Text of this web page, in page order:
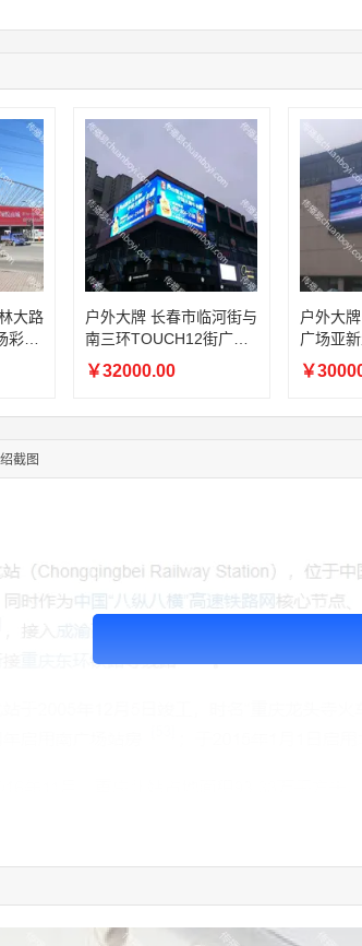
02:32:27 176****3456 联系了该媒体所在商家
11:44:28 130****3379 联系了该媒体所在商家
05:24:34
186****8762 联系了该媒体所在商家
06:11:20
166****9198
联系了该媒体所在商家
05:17:23 182****1341 联系了该媒体所在商家
03:00:41 153****4020 联系了该媒体所在商家
05:19:34 150****6182
联系了该媒体所在商家
03:27:46 181****7631
联系了该媒体所在商家
03:18:49 173****0620 联系了该媒体所在商家
03:20:56 156****3374 联系了该媒体所在商家
03:42:33 158****0746
联系了该媒体所在商家
01:59:39 189****2617
联系了该媒体所在商家
虹
户外大牌 长春市临河街与
南三环TOUCH12街广告
投放
￥32000.00
户外大牌 长春市长春新民
广场亚
告投放
￥
截图